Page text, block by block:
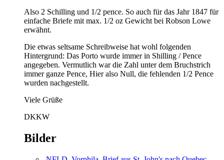
Also 2 Schilling und 1/2 pence. So auch für das Jahr 1847 für
einfache Briefe mit max. 1/2 oz Gewicht bei Robson Lowe
erwähnt.
Die etwas seltsame Schreibweise hat wohl folgenden
Hintergrund: Das Porto wurde immer in Shilling / Pence
angegeben. Vermutlich war die Zahl unter dem Bruchstrich
immer ganze Pence, Hier also Null, die fehlenden 1/2 Pence
wurden nachgestellt.
Viele Grüße
DKKW
Bilder